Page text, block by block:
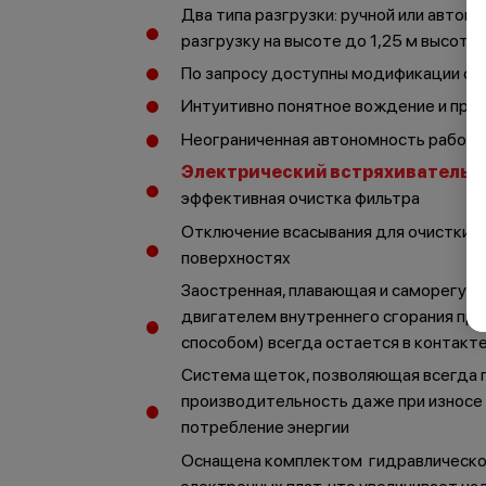
Два типа разгрузки: ручной или
разгрузку на высоте до 1,25 м высоты
По запросу доступны модификации с
Интуитивно понятное вождение и
Неограниченная автономность
Электрический встряхиватель
эффективная очистка фильтра
Отключение всасывания для очистки
поверхностях
Заостренная, плавающая и
двигателем внутреннего сгорания
способом) всегда остается в
Система щеток, позволяющая всегда
производительность даже при
потребление энергии
Оснащена комплектом